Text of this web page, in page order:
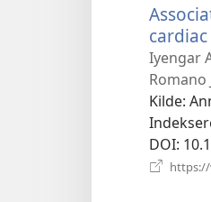
Iyengar
Romano
Kilde‎:
DOI‎:
https://